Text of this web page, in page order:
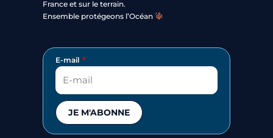
France et sur le terrain.
Ensemble protégeons l’Océan
E-mail
JE M'ABONNE